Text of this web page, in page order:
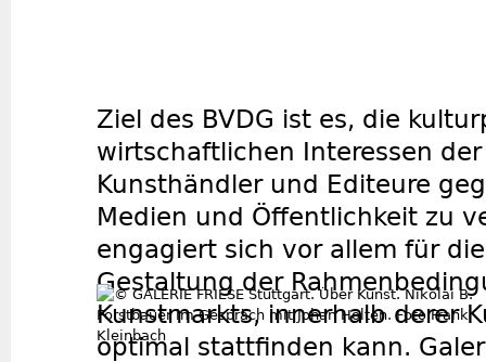
Ziel des BVDG ist es, die
wirtschaftlichen Interessen
Kunsthändler und Editeure
Medien und Öffentlichkeit zu
engagiert sich vor allem für
Gestaltung der
Kunstmarkts, innerhalb derer
optimal stattfinden kann.